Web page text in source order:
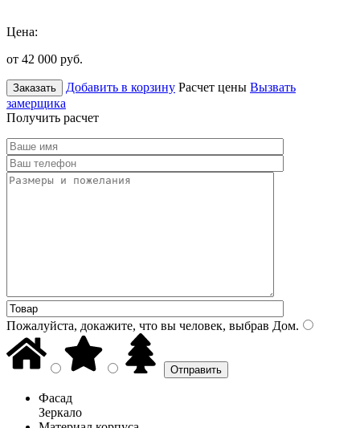
Цена:
от 42 000 руб.
Заказать Добавить в корзину Расчет цены Вызвать
замерщика
Получить расчет
Пожалуйста, докажите, что вы человек, выбрав Дом.
Фасад
Зеркало